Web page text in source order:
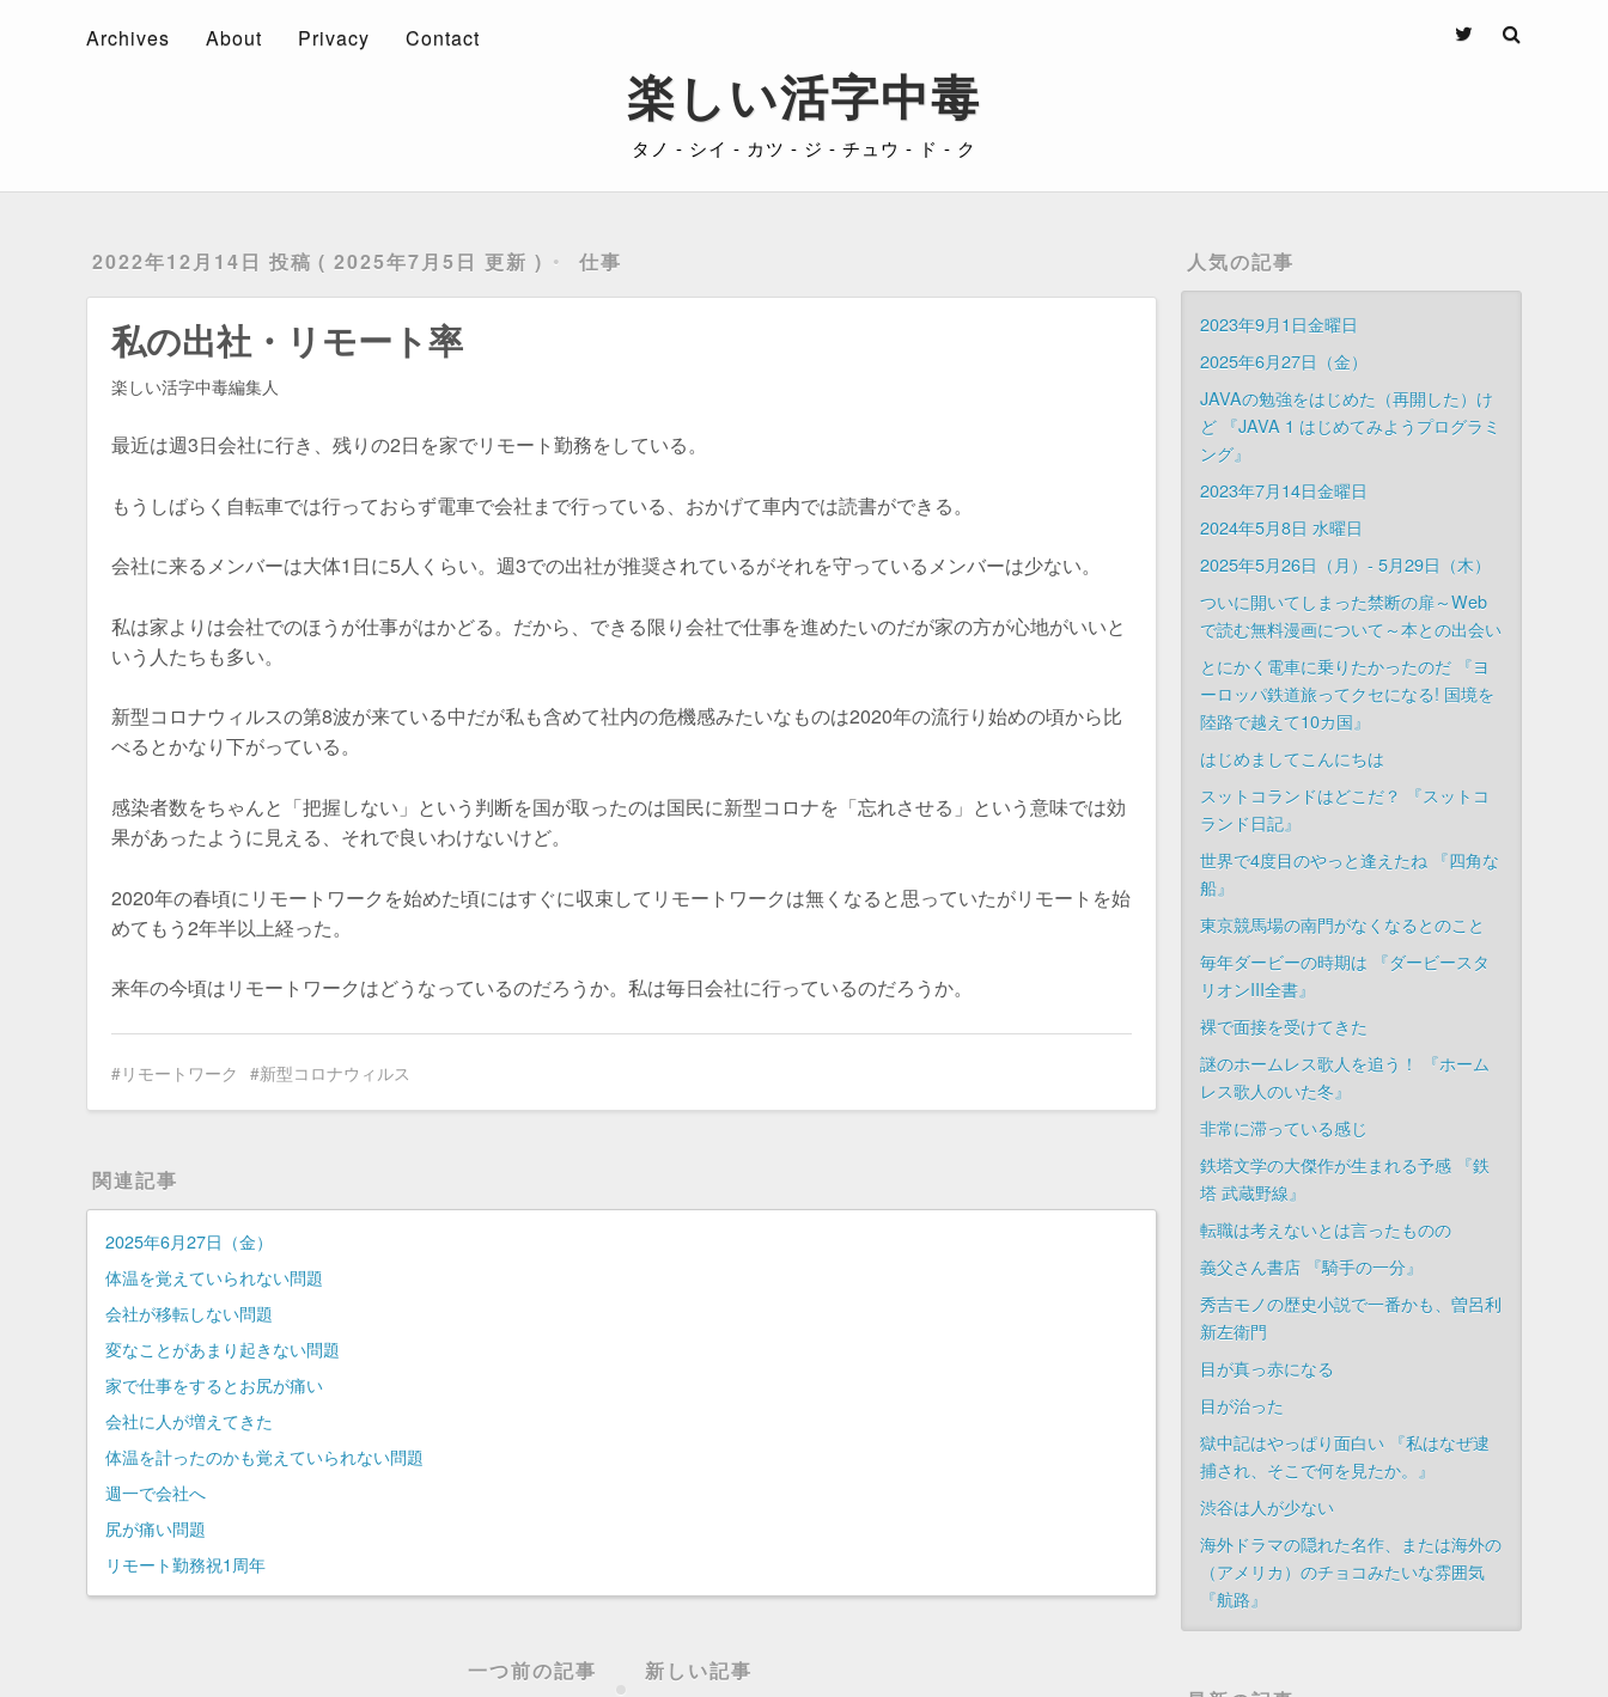
楽しい活字中毒
タノ - シイ - カツ - ジ - チュウ - ド - ク
Archives About Privacy Contact
2022年12月14日 投稿 2025年7月5日 更新 仕事
私の出社・リモート率
楽しい活字中毒編集人
最近は週3日会社に行き、残りの2日を家でリモート勤務をしている。
もうしばらく自転車では行っておらず電車で会社まで行っている、おかげて車内では読書ができる。
会社に来るメンバーは大体1日に5人くらい。週3での出社が推奨されているがそれを守っているメンバーは少ない。
私は家よりは会社でのほうが仕事がはかどる。だから、できる限り会社で仕事を進めたいのだが家の方が心地がいいと
いう人たちも多い。
新型コロナウィルスの第8波が来ている中だが私も含めて社内の危機感みたいなものは2020年の流行り始めの頃から比
べるとかなり下がっている。
感染者数をちゃんと「把握しない」という判断を国が取ったのは国民に新型コロナを「忘れさせる」という意味では効
果があったように見える、それで良いわけないけど。
2020年の春頃にリモートワークを始めた頃にはすぐに収束してリモートワークは無くなると思っていたがリモートを始
めてもう2年半以上経った。
来年の今頃はリモートワークはどうなっているのだろうか。私は毎日会社に行っているのだろうか。
リモートワーク 新型コロナウィルス
関連記事
2025年6月27日（金）
体温を覚えていられない問題
会社が移転しない問題
変なことがあまり起きない問題
家で仕事をするとお尻が痛い
会社に人が増えてきた
体温を計ったのかも覚えていられない問題
週一で会社へ
尻が痛い問題
リモート勤務祝1周年
一つ前の記事
新しい記事
人気の記事
2023年9月1日金曜日
2025年6月27日（金）
JAVAの勉強をはじめた（再開した）け
ど 『JAVA 1 はじめてみようプログラミ
ング』
2023年7月14日金曜日
2024年5月8日 水曜日
2025年5月26日（月）- 5月29日（木）
ついに開いてしまった禁断の扉～Web
で読む無料漫画について～本との出会い
とにかく電車に乗りたかったのだ 『ヨ
ーロッパ鉄道旅ってクセになる! 国境を
陸路で越えて10カ国』
はじめましてこんにちは
スットコランドはどこだ？ 『スットコ
ランド日記』
世界で4度目のやっと逢えたね 『四角な
船』
東京競馬場の南門がなくなるとのこと
毎年ダービーの時期は 『ダービースタ
リオンIII全書』
裸で面接を受けてきた
謎のホームレス歌人を追う！ 『ホーム
レス歌人のいた冬』
非常に滞っている感じ
鉄塔文学の大傑作が生まれる予感 『鉄
塔 武蔵野線』
転職は考えないとは言ったものの
義父さん書店 『騎手の一分』
秀吉モノの歴史小説で一番かも、曽呂利
新左衛門
目が真っ赤になる
目が治った
獄中記はやっぱり面白い 『私はなぜ逮
捕され、そこで何を見たか。』
渋谷は人が少ない
海外ドラマの隠れた名作、または海外の
（アメリカ）のチョコみたいな雰囲気
『航路』